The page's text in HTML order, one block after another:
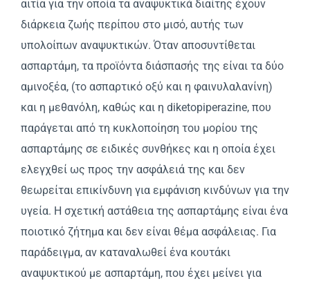
αιτία για την οποία τα αναψυκτικά διαίτης έχουν
διάρκεια ζωής περίπου στο μισό, αυτής των
υπολοίπων αναψυκτικών. Όταν αποσυντίθεται
ασπαρτάμη, τα προϊόντα διάσπασής της είναι τα δύο
αμινοξέα, (το ασπαρτικό οξύ και η φαινυλαλανίνη)
και η μεθανόλη, καθώς και η diketopiperazine, που
παράγεται από τη κυκλοποίηση του μορίου της
ασπαρτάμης σε ειδικές συνθήκες και η οποία έχει
ελεγχθεί ως προς την ασφάλειά της και δεν
θεωρείται επικίνδυνη για εμφάνιση κινδύνων για την
υγεία. Η σχετική αστάθεια της ασπαρτάμης είναι ένα
ποιοτικό ζήτημα και δεν είναι θέμα ασφάλειας. Για
παράδειγμα, αν καταναλωθεί ένα κουτάκι
αναψυκτικού με ασπαρτάμη, που έχει μείνει για